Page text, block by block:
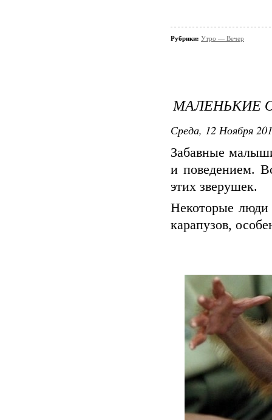
Рубрики: Утро — Вечер
МАЛЕНЬКИЕ
Среда, 12 Ноября
Забавные
и поведением.
этих зверушек.
Некоторые люди
карапузов,